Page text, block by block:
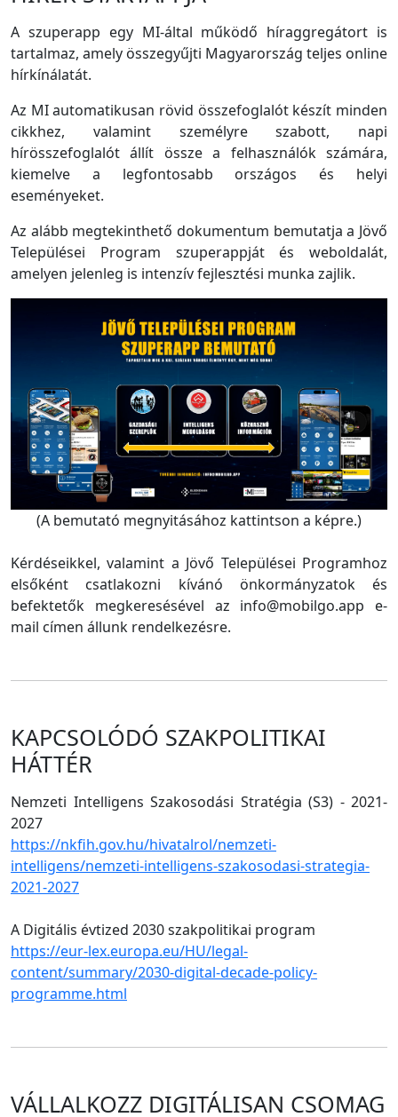
A szuperapp egy MI-által működő híraggregátort is
tartalmaz, amely összegyűjti Magyarország teljes online
hírkínálatát.
Az MI automatikusan rövid összefoglalót készít minden
cikkhez, valamint személyre szabott, napi
hírösszefoglalót állít össze a felhasználók számára,
kiemelve a legfontosabb országos és helyi
eseményeket.
Az alább megtekinthető dokumentum bemutatja a Jövő
Települései Program szuperappját és weboldalát,
amelyen jelenleg is intenzív fejlesztési munka zajlik.
(A bemutató megnyitásához kattintson a képre.)
Kérdéseikkel, valamint a Jövő Települései Programhoz
elsőként csatlakozni kívánó önkormányzatok és
befektetők megkeresésével az info@mobilgo.app e-
mail címen állunk rendelkezésre.
KAPCSOLÓDÓ SZAKPOLITIKAI
HÁTTÉR
Nemzeti Intelligens Szakosodási Stratégia (S3) - 2021-
2027
https://nkfih.gov.hu/hivatalrol/nemzeti-
intelligens/nemzeti-intelligens-szakosodasi-strategia-
2021-2027
A Digitális évtized 2030 szakpolitikai program
https://eur-lex.europa.eu/HU/legal-
content/summary/2030-digital-decade-policy-
programme.html
VÁLLALKOZZ DIGITÁLISAN CSOMAG